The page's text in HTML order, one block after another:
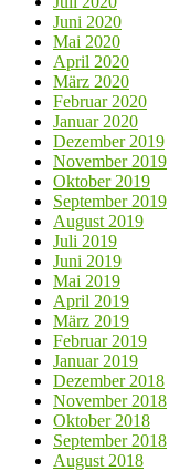
Juni 2020
Mai 2020
April 2020
März 2020
Februar 2020
Januar 2020
Dezember 2019
November 2019
Oktober 2019
September 2019
August 2019
Juli 2019
Juni 2019
Mai 2019
April 2019
März 2019
Februar 2019
Januar 2019
Dezember 2018
November 2018
Oktober 2018
September 2018
August 2018